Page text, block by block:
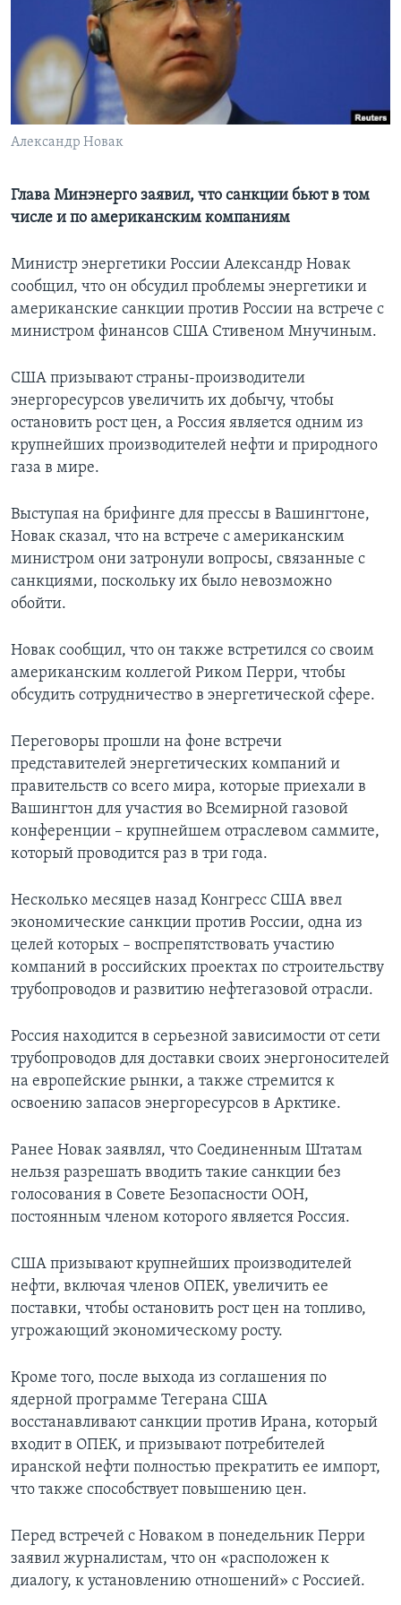
Learning English
СОЦИАЛЬНЫЕ СЕТИ
Александр Новак
Глава Минэнерго заявил, что санкции бьют в том
числе и по американским компаниям
Министр энергетики России Александр Новак
сообщил, что он обсудил проблемы энергетики и
американские санкции против России на встрече с
министром финансов США Стивеном Мнучиным.
США призывают страны-производители
энергоресурсов увеличить их добычу, чтобы
остановить рост цен, а Россия является одним из
крупнейших производителей нефти и природного
газа в мире.
Выступая на брифинге для прессы в Вашингтоне,
Новак сказал, что на встрече с американским
министром они затронули вопросы, связанные с
санкциями, поскольку их было невозможно
обойти.
Новак сообщил, что он также встретился со своим
американским коллегой Риком Перри, чтобы
обсудить сотрудничество в энергетической сфере.
Переговоры прошли на фоне встречи
представителей энергетических компаний и
правительств со всего мира, которые приехали в
Вашингтон для участия во Всемирной газовой
конференции – крупнейшем отраслевом саммите,
который проводится раз в три года.
Несколько месяцев назад Конгресс США ввел
экономические санкции против России, одна из
целей которых – воспрепятствовать участию
компаний в российских проектах по строительству
трубопроводов и развитию нефтегазовой отрасли.
Россия находится в серьезной зависимости от сети
трубопроводов для доставки своих энергоносителей
на европейские рынки, а также стремится к
освоению запасов энергоресурсов в Арктике.
Ранее Новак заявлял, что Соединенным Штатам
нельзя разрешать вводить такие санкции без
голосования в Совете Безопасности ООН,
постоянным членом которого является Россия.
США призывают крупнейших производителей
нефти, включая членов ОПЕК, увеличить ее
поставки, чтобы остановить рост цен на топливо,
угрожающий экономическому росту.
Кроме того, после выхода из соглашения по
ядерной программе Тегерана США
восстанавливают санкции против Ирана, который
входит в ОПЕК, и призывают потребителей
иранской нефти полностью прекратить ее импорт,
что также способствует повышению цен.
Перед встречей с Новаком в понедельник Перри
заявил журналистам, что он «расположен к
диалогу, к установлению отношений» с Россией.